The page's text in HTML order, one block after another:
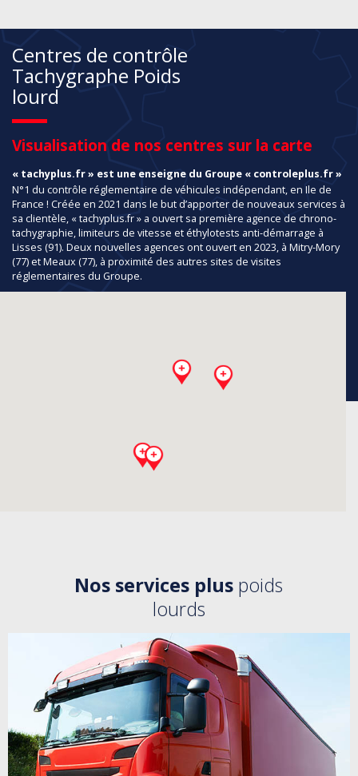
Centres de contrôle
Tachygraphe Poids
lourd
Visualisation de nos centres sur la carte
« tachyplus.fr » est une enseigne du Groupe « controleplus.fr »
N°1 du contrôle réglementaire de véhicules indépendant, en Ile de
France ! Créée en 2021 dans le but d’apporter de nouveaux services à
sa clientèle, « tachyplus.fr » a ouvert sa première agence de chrono-
tachygraphie, limiteurs de vitesse et éthylotests anti-démarrage à
Lisses (91). Deux nouvelles agences ont ouvert en 2023, à Mitry-Mory
(77) et Meaux (77), à proximité des autres sites de visites
réglementaires du Groupe.
Nos services plus poids
lourds